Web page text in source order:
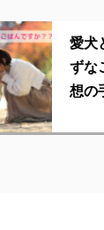
愛犬
ずな
想の